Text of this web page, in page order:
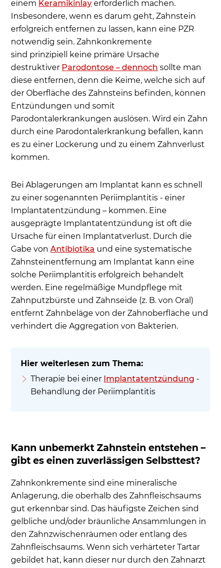
einem Keramikinlay erforderlich machen.
Insbesondere, wenn es darum geht, Zahnstein
erfolgreich entfernen zu lassen, kann eine PZR
notwendig sein. Zahnkonkremente
sind prinzipiell keine primäre Ursache
destruktiver Parodontose – dennoch sollte man
diese entfernen, denn die Keime, welche sich auf
der Oberfläche des Zahnsteins befinden, können
Entzündungen und somit
Parodontalerkrankungen auslösen. Wird ein Zahn
durch eine Parodontalerkrankung befallen, kann
es zu einer Lockerung und zu einem Zahnverlust
kommen.
Bei Ablagerungen am Implantat kann es schnell
zu einer sogenannten Periimplantitis - einer
Implantatentzündung – kommen. Eine
ausgeprägte Implantatentzündung ist oft die
Ursache für einen Implantatverlust. Durch die
Gabe vonAntibiotika und eine systematische
Zahnsteinentfernung am Implantat kann eine
solche Periimplantitis erfolgreich behandelt
werden. Eine regelmäßige Mundpflege mit
Zahnputzbürste und Zahnseide (z. B. von Oral)
entfernt Zahnbeläge von der Zahnoberfläche und
verhindert die Aggregation von Bakterien.
Therapie bei einer Implantatentzündung -
Behandlung der Periimplantitis
Kann unbemerkt Zahnstein entstehen –
gibt es einen zuverlässigen Selbsttest?
Zahnkonkremente sind eine mineralische
Anlagerung, die oberhalb des Zahnfleischsaums
gut erkennbar sind. Das häufigste Zeichen sind
gelbliche und/oder bräunliche Ansammlungen in
den Zahnzwischenräumen oder entlang des
Zahnfleischsaums. Wenn sich verhärteter Tartar
gebildet hat, kann dieser nur durch den Zahnarzt